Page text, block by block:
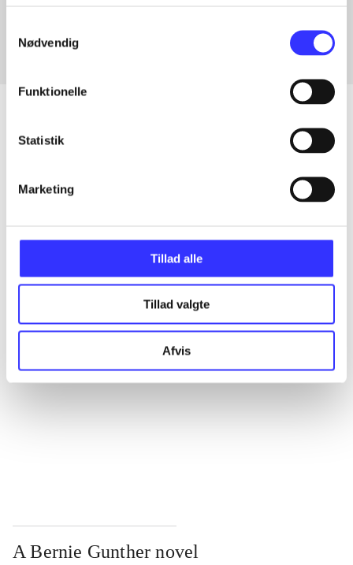
Nødvendig
Funktionelle
Statistik
Marketing
Tillad alle
Tillad valgte
Afvis
Alle registrerede artikler fordelt på udgivelser
...
...
...
A Bernie Gunther novel